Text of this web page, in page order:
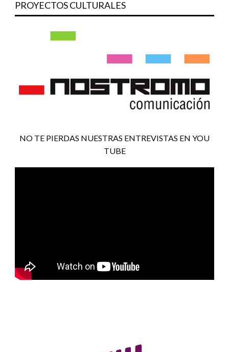
PROYECTOS CULTURALES
NO TE PIERDAS NUESTRAS ENTREVISTAS EN YOU
TUBE